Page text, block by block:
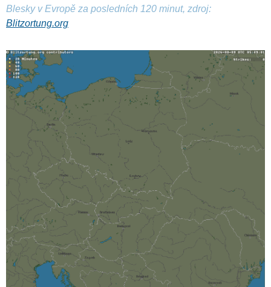
Blesky v Evropě za posledních 120 minut, zdroj:
Blitzortung.org